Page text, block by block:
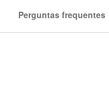
Perguntas frequentes